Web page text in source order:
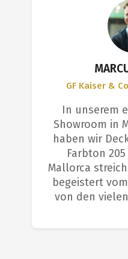
GF Kaiser &
In unserem
Showroom in
haben wir
Farbton
Mallorca
begeistert
von den